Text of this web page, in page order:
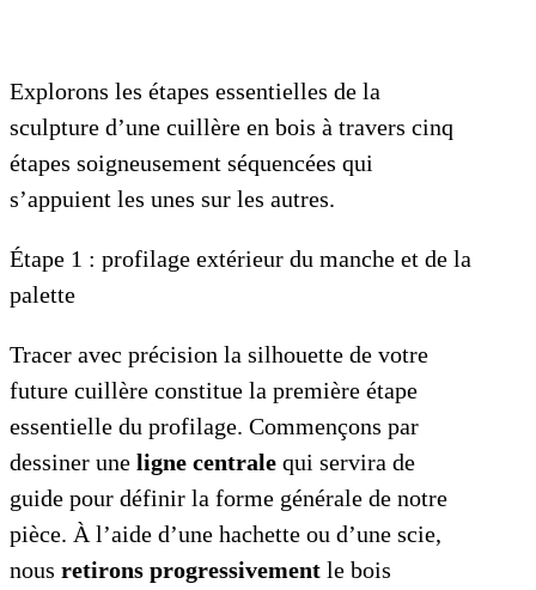
Explorons les étapes essentielles de la
sculpture d’une cuillère en bois à travers cinq
étapes soigneusement séquencées qui
s’appuient les unes sur les autres.
Étape 1 : profilage extérieur du manche et de la
palette
Tracer avec précision la silhouette de votre
future cuillère constitue la première étape
essentielle du profilage. Commençons par
dessiner une ligne centrale qui servira de
guide pour définir la forme générale de notre
pièce. À l’aide d’une hachette ou d’une scie,
nous retirons progressivement le bois